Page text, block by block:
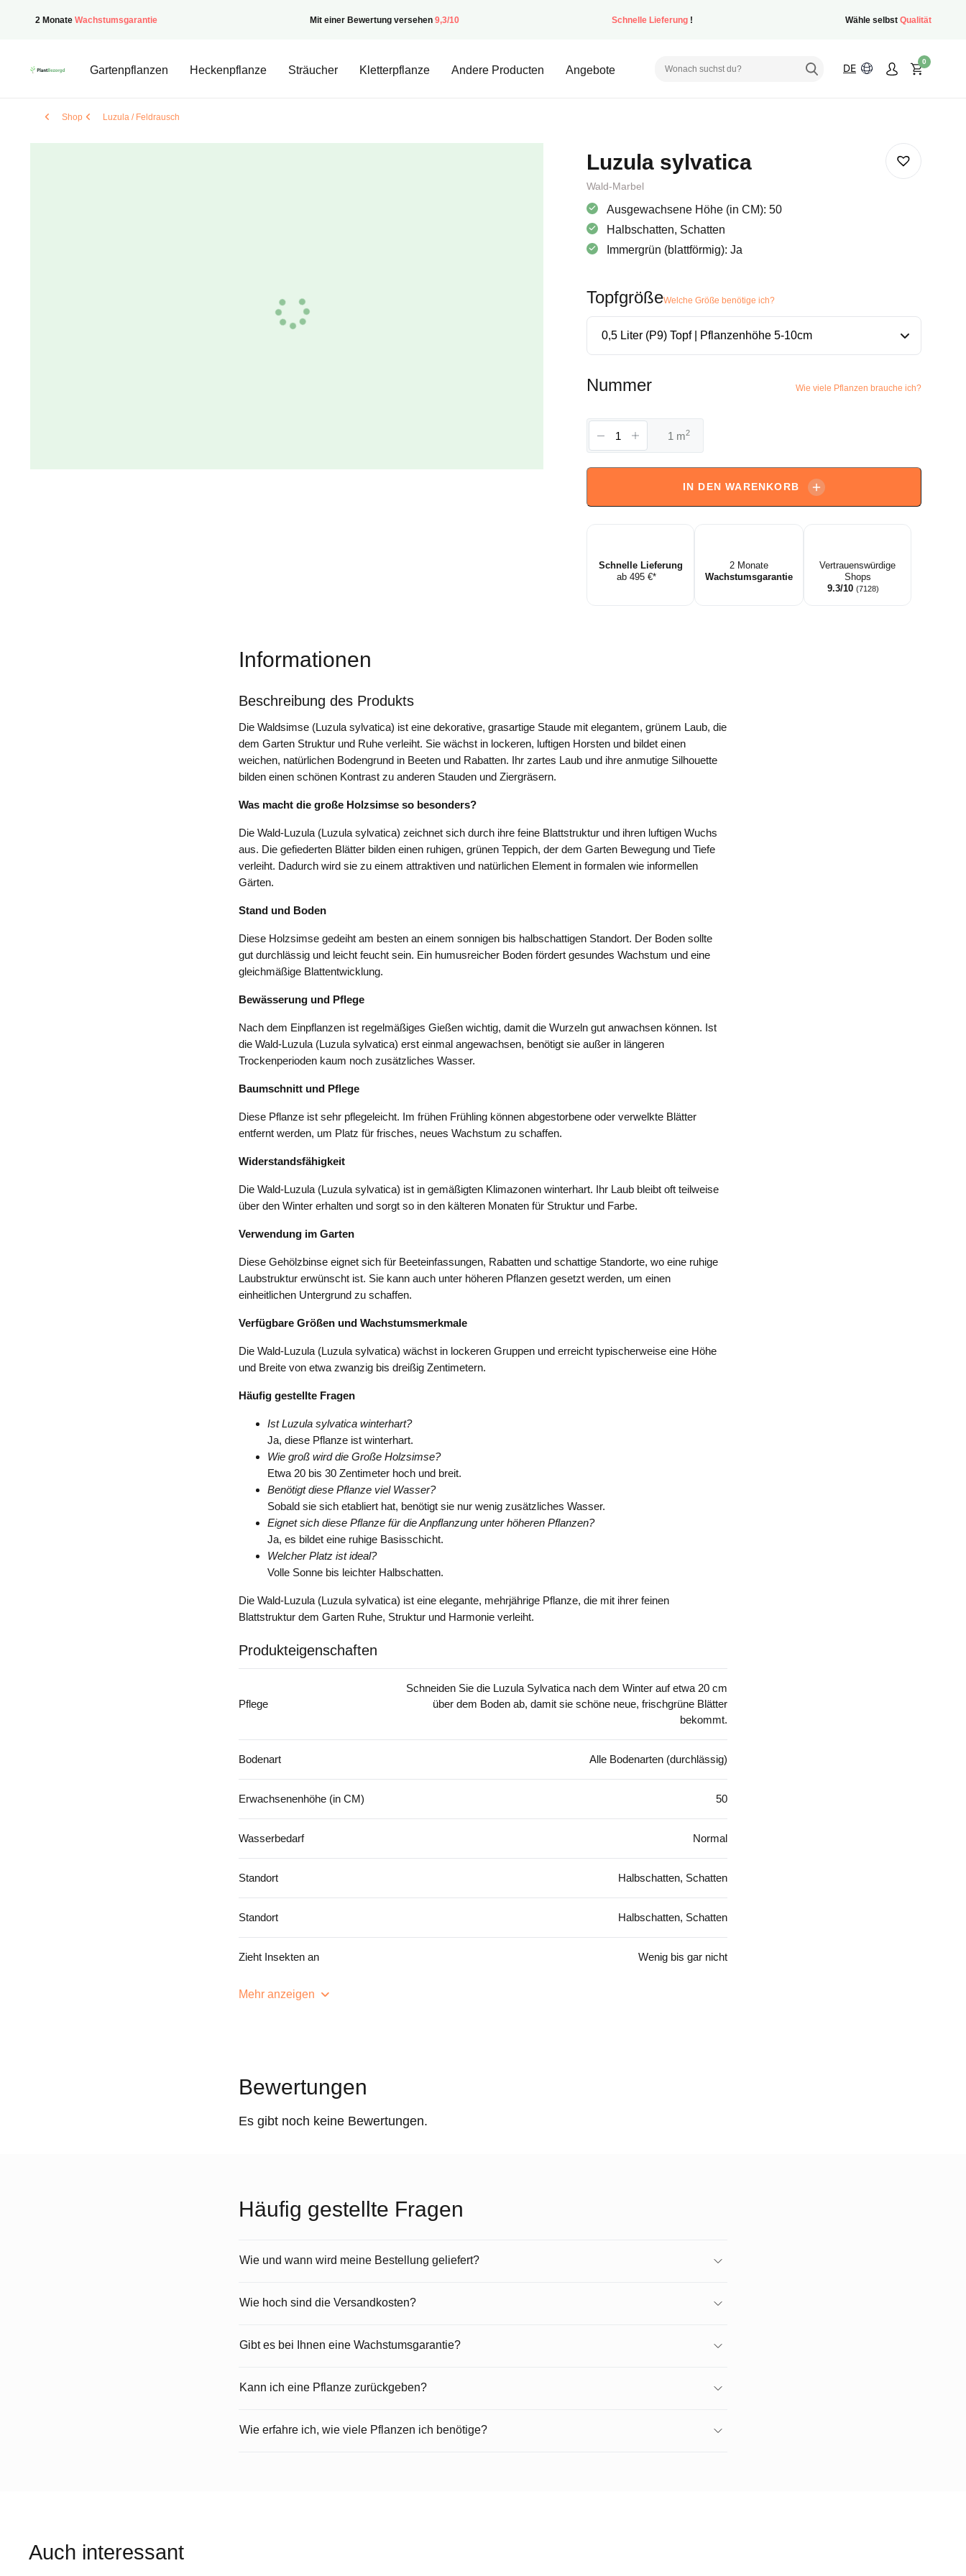
2 Monate Wachstumsgarantie Mit einer Bewertung versehen 9,3/10 Schnelle Lieferung ! Wähle selbst Qualität
PflanzenGeliefert
Gartenpflanzen Heckenpflanze Sträucher Kletterpflanze Andere Producten Angebote DE
0
Shop Luzula / Feldrausch
Luzula sylvatica
Wald-Marbel
Ausgewachsene Höhe (in CM): 50
Halbschatten, Schatten
Immergrün (blattförmig): Ja
TopfgrößeWelche Größe benötige ich?
Nummer Wie viele Pflanzen brauche ich?
Luzula
sylvatica
Grote
m2
IN DEN WARENKORB
Schnelle Lieferung
ab 495 €*
2 Monate
Wachstumsgarantie
Vertrauenswürdige
Shops
9.3/10 (7128)
Informationen
Beschreibung des Produkts
Die Waldsimse (Luzula sylvatica) ist eine dekorative, grasartige Staude mit elegantem, grünem Laub, die
dem Garten Struktur und Ruhe verleiht. Sie wächst in lockeren, luftigen Horsten und bildet einen
weichen, natürlichen Bodengrund in Beeten und Rabatten. Ihr zartes Laub und ihre anmutige Silhouette
bilden einen schönen Kontrast zu anderen Stauden und Ziergräsern.
Was macht die große Holzsimse so besonders?
Die Wald-Luzula (Luzula sylvatica) zeichnet sich durch ihre feine Blattstruktur und ihren luftigen Wuchs
aus. Die gefiederten Blätter bilden einen ruhigen, grünen Teppich, der dem Garten Bewegung und Tiefe
verleiht. Dadurch wird sie zu einem attraktiven und natürlichen Element in formalen wie informellen
Gärten.
Stand und Boden
Diese Holzsimse gedeiht am besten an einem sonnigen bis halbschattigen Standort. Der Boden sollte
gut durchlässig und leicht feucht sein. Ein humusreicher Boden fördert gesundes Wachstum und eine
gleichmäßige Blattentwicklung.
Bewässerung und Pflege
Nach dem Einpflanzen ist regelmäßiges Gießen wichtig, damit die Wurzeln gut anwachsen können. Ist
die Wald-Luzula (Luzula sylvatica) erst einmal angewachsen, benötigt sie außer in längeren
Trockenperioden kaum noch zusätzliches Wasser.
Baumschnitt und Pflege
Diese Pflanze ist sehr pflegeleicht. Im frühen Frühling können abgestorbene oder verwelkte Blätter
entfernt werden, um Platz für frisches, neues Wachstum zu schaffen.
Widerstandsfähigkeit
Die Wald-Luzula (Luzula sylvatica) ist in gemäßigten Klimazonen winterhart. Ihr Laub bleibt oft teilweise
über den Winter erhalten und sorgt so in den kälteren Monaten für Struktur und Farbe.
Verwendung im Garten
Diese Gehölzbinse eignet sich für Beeteinfassungen, Rabatten und schattige Standorte, wo eine ruhige
Laubstruktur erwünscht ist. Sie kann auch unter höheren Pflanzen gesetzt werden, um einen
einheitlichen Untergrund zu schaffen.
Verfügbare Größen und Wachstumsmerkmale
Die Wald-Luzula (Luzula sylvatica) wächst in lockeren Gruppen und erreicht typischerweise eine Höhe
und Breite von etwa zwanzig bis dreißig Zentimetern.
Häufig gestellte Fragen
Ist Luzula sylvatica winterhart?
Ja, diese Pflanze ist winterhart.
Wie groß wird die Große Holzsimse?
Etwa 20 bis 30 Zentimeter hoch und breit.
Benötigt diese Pflanze viel Wasser?
Sobald sie sich etabliert hat, benötigt sie nur wenig zusätzliches Wasser.
Eignet sich diese Pflanze für die Anpflanzung unter höheren Pflanzen?
Ja, es bildet eine ruhige Basisschicht.
Welcher Platz ist ideal?
Volle Sonne bis leichter Halbschatten.
Die Wald-Luzula (Luzula sylvatica) ist eine elegante, mehrjährige Pflanze, die mit ihrer feinen
Blattstruktur dem Garten Ruhe, Struktur und Harmonie verleiht.
Produkteigenschaften
Pflege
Schneiden Sie die Luzula Sylvatica nach dem Winter auf etwa 20 cm
über dem Boden ab, damit sie schöne neue, frischgrüne Blätter
bekommt.
Bodenart Alle Bodenarten (durchlässig)
Erwachsenenhöhe (in CM) 50
Wasserbedarf Normal
Standort Halbschatten, Schatten
Standort Halbschatten, Schatten
Zieht Insekten an Wenig bis gar nicht
Mehr anzeigen
Bewertungen
Es gibt noch keine Bewertungen.
Häufig gestellte Fragen
Wie und wann wird meine Bestellung geliefert?
Wie hoch sind die Versandkosten?
Gibt es bei Ihnen eine Wachstumsgarantie?
Kann ich eine Pflanze zurückgeben?
Wie erfahre ich, wie viele Pflanzen ich benötige?
Auch interessant